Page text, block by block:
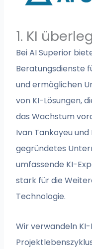
1. KI
Bei AI Superior
Beratungsdienste
und ermöglichen
von KI-Lösungen,
das Wachstum
Ivan Tankoyeu und
gegründetes
umfassende KI-
stark für die
Technologie.
Wir verwandeln